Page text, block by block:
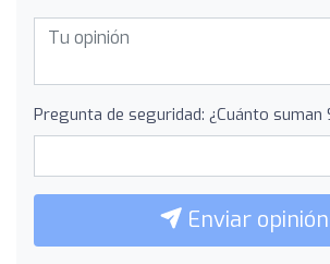
Pregunta de seguridad: ¿Cuánto suman
Enviar opinión